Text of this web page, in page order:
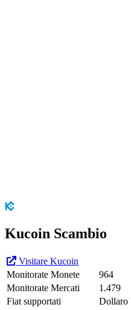
Kucoin Scambio
Visitare Kucoin
Monitorate Monete
964
Monitorate Mercati
1.479
Fiat supportati
Dollaro